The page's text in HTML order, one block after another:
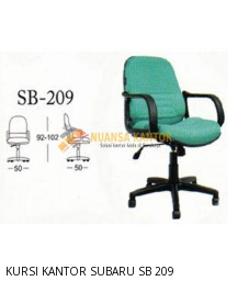
KURSI KANTOR SUBARU SB 209